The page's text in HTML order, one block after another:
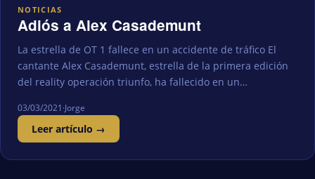
NOTICIAS
Adiós a Alex Casademunt
La estrella de OT 1 fallece en un accidente de tráfico El
cantante Alex Casademunt, estrella de la primera edición
del reality operación triunfo, ha fallecido en un…
03/03/2021·Jorge
Leer artículo →